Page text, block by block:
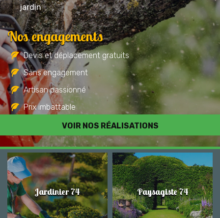
jardin
VOIR NOS RÉALISATIONS
Nos engagements
Devis et déplacement gratuits
Sans engagement
Artisan passionné
Prix imbattable
Travail de qualité
Jardinier 74 Paysagiste 74